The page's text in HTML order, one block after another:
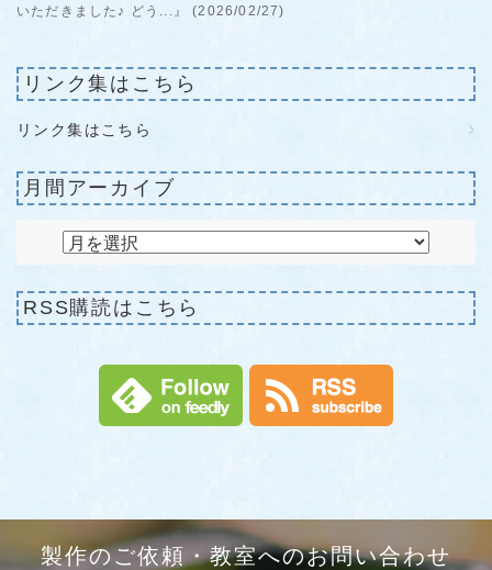
いただきました♪ どう...』 (2026/02/27)
リンク集はこちら
リンク集はこちら
月間アーカイブ
RSS購読はこちら
製作のご依頼・教室へのお問い合わせ